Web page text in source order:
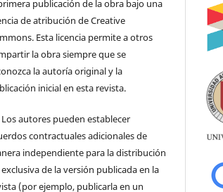
publicación de la obra bajo una
de atribución de Creative
Esta licencia permite a otros
la obra siempre que se
la autoría original y la
inicial en esta revista.
Los autores pueden establecer
contractuales adicionales de
independiente para la distribución
de la versión publicada en la
(por ejemplo, publicarla en un